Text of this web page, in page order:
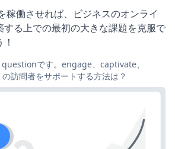
働させれば、ビジネスのオンライ
する上での最初の大きな課題を克服で
です。engage、captivate、
訪問者をサポートする方法は？